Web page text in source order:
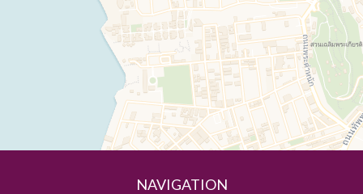
NAVIGATION